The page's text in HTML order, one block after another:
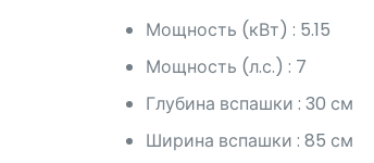
Мощность (кВт) : 5.15
Мощность (л.с.) : 7
Глубина вспашки : 30 см
Ширина вспашки : 85 см